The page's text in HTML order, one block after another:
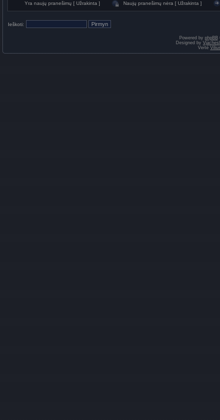
Yra naujų pranešimų [ Užrakinta ] Naujų pranešimų nėra [ Užrakinta ]
Ieškoti:
Powered by phpBB
Designed by
Vertė